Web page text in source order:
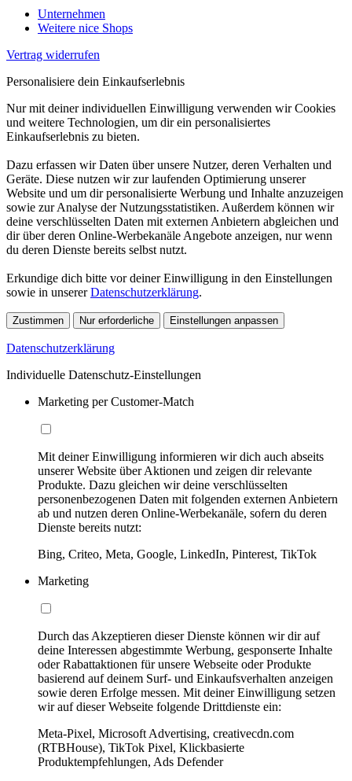
Unternehmen
Weitere nice Shops
Vertrag widerrufen
Personalisiere dein Einkaufserlebnis
Nur mit deiner individuellen Einwilligung verwenden wir Cookies
und weitere Technologien, um dir ein personalisiertes
Einkaufserlebnis zu bieten.
Dazu erfassen wir Daten über unsere Nutzer, deren Verhalten und
Geräte. Diese nutzen wir zur laufenden Optimierung unserer
Website und um dir personalisierte Werbung und Inhalte anzuzeigen
sowie zur Analyse der Nutzungsstatistiken. Außerdem können wir
deine verschlüsselten Daten mit externen Anbietern abgleichen und
dir über deren Online-Werbekanäle Angebote anzeigen, nur wenn
du deren Dienste bereits selbst nutzt.
Erkundige dich bitte vor deiner Einwilligung in den Einstellungen
sowie in unsererDatenschutzerklärung.
Zustimmen Nur erforderliche Einstellungen anpassen
Datenschutzerklärung
Individuelle Datenschutz-Einstellungen
Marketing per Customer-Match
Mit deiner Einwilligung informieren wir dich auch abseits
unserer Website über Aktionen und zeigen dir relevante
Produkte. Dazu gleichen wir deine verschlüsselten
personenbezogenen Daten mit folgenden externen Anbietern
ab und nutzen deren Online-Werbekanäle, sofern du deren
Dienste bereits nutzt:
Bing, Criteo, Meta, Google, LinkedIn, Pinterest, TikTok
Marketing
Durch das Akzeptieren dieser Dienste können wir dir auf
deine Interessen abgestimmte Werbung, gesponserte Inhalte
oder Rabattaktionen für unsere Webseite oder Produkte
basierend auf deinem Surf- und Einkaufsverhalten anzeigen
sowie deren Erfolge messen. Mit deiner Einwilligung setzen
wir auf dieser Webseite folgende Drittdienste ein:
Meta-Pixel, Microsoft Advertising, creativecdn.com
(RTBHouse), TikTok Pixel, Klickbasierte
Produktempfehlungen, Ads Defender